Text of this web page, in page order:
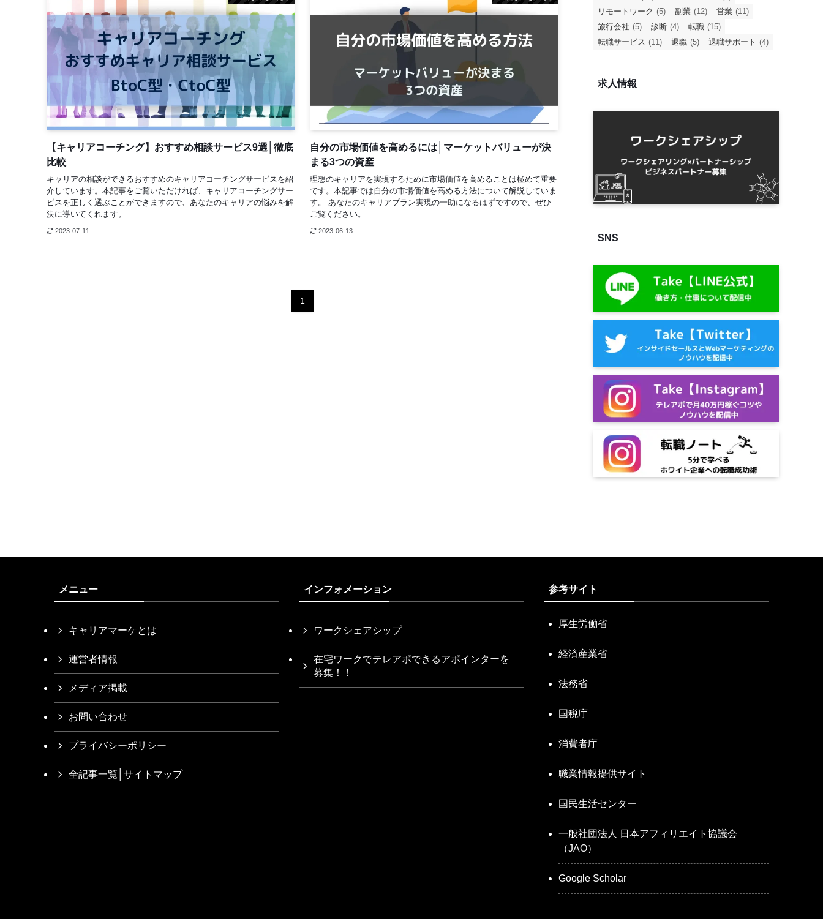
【キャリアコーチング】おすすめ相談サービス9選│徹底
比較
キャリアの相談ができるおすすめのキャリアコーチングサービスを紹
介しています。本記事をご覧いただければ、キャリアコーチングサー
ビスを正しく選ぶことができますので、あなたのキャリアの悩みを解
決に導いてくれます。
2023-07-11
自分の市場価値を高めるには│マーケットバリューが決
まる3つの資産
理想のキャリアを実現するために市場価値を高めることは極めて重要
です。本記事では自分の市場価値を高める方法について解説していま
す。 あなたのキャリアプラン実現の一助になるはずですので、ぜひ
ご覧ください。
2023-06-13
1
リモートワーク (5) 副業 (12) 営業 (11)
旅行会社 (5) 診断 (4) 転職 (15)
転職サービス (11) 退職 (5) 退職サポート (4)
求人情報
SNS
メニュー
キャリアマーケとは
運営者情報
メディア掲載
お問い合わせ
プライバシーポリシー
全記事一覧│サイトマップ
インフォメーション
ワークシェアシップ
在宅ワークでテレアポできるアポインターを
募集！！
参考サイト
厚生労働省
経済産業省
法務省
国税庁
消費者庁
職業情報提供サイト
国民生活センター
一般社団法人 日本アフィリエイト協議会
（JAO）
Google Scholar